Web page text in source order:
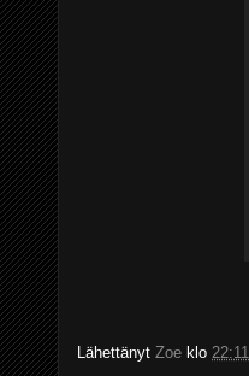
Lähettänyt Zoe klo 22:11